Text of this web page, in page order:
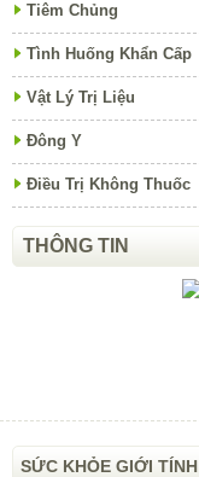
Tiêm Chủng
Tình Huống Khẩn Cấp
Vật Lý Trị Liệu
Đông Y
Điều Trị Không Thuốc
THÔNG TIN
SỨC KHỎE GIỚI TÍNH